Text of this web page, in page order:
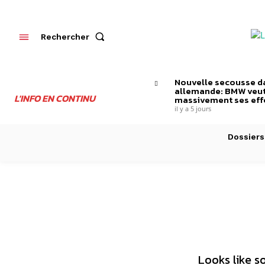
Rechercher
L'INFO EN CONTINU
Nouvelle secousse
allemande: BMW
massivement ses
il y a 5 jours
Looks like